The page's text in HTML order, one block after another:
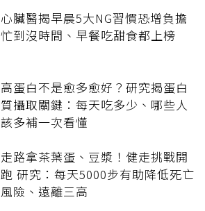
心臟醫揭早晨5大NG習慣恐增負擔
忙到沒時間、早餐吃甜食都上榜
高蛋白不是愈多愈好？研究揭蛋白
質攝取關鍵：每天吃多少、哪些人
該多補一次看懂
走路拿茶葉蛋、豆漿！健走挑戰開
跑 研究：每天5000步有助降低死亡
風險、遠離三高